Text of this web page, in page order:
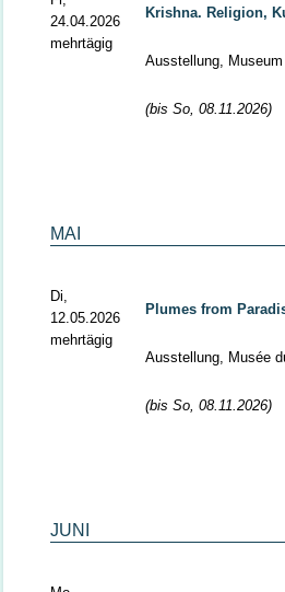
24.04.2026
mehrtägig
Krishna. Religion,
Ausstellung,
(bis So, 08.11.2026)
MAI
Di,
12.05.2026
mehrtägig
Plumes from
Ausstellung, Musée
(bis So, 08.11.2026)
JUNI